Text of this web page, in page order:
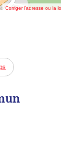
Corriger l’adresse ou la